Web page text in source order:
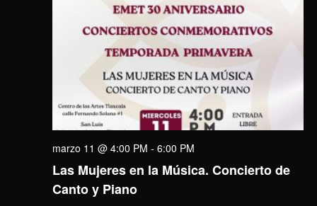
Las Mujeres en la Música. Concierto de
Canto y Piano
marzo 11 @ 4:00 PM - 6:00 PM